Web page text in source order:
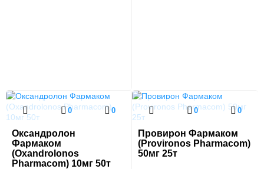
0 0
Оксандролон
Фармаком
(Oxandrolonos
Pharmacom) 10мг 50т
0 0
Провирон Фармаком
(Provironos Pharmacom)
50мг 25т